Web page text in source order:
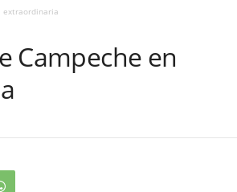
extraordinaria
Campeche en